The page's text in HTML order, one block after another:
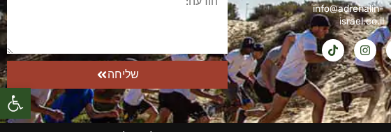
פתח
info@adrenalin-
israel.co.il
שליחה